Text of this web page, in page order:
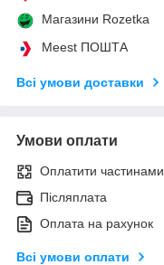
Магазини Rozetka
Meest ПОШТА
Всі умови доставки
Умови оплати
Оплатити частинами
Післяплата
Оплата на рахунок
Всі умови оплати